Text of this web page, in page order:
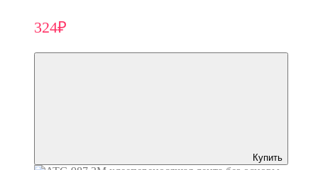
324₽
Купить